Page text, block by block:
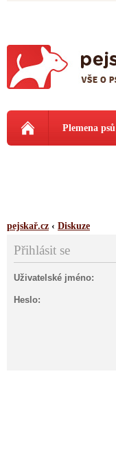
Plemena psů
pejskař.cz ‹ Diskuze
Přihlásit se
Uživatelské jméno:
Heslo: